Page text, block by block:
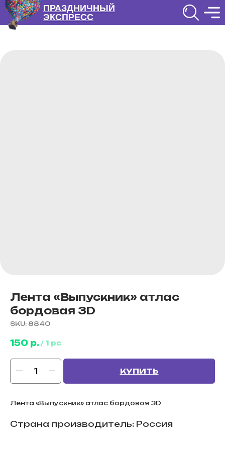
ПРАЗДНИЧНЫЙ
ЭКСПРЕСС
Лента «Выпускник» атлас
бордовая 3D
SKU: 8840
150 р. / 1 pc
КУПИТЬ
Лента «Выпускник» атлас бордовая 3D
Страна производитель: Россия